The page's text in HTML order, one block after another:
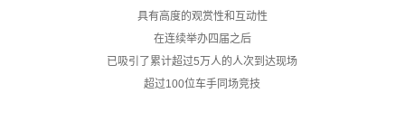
具有高度的观赏性和互动性
在连续举办四届之后
已吸引了累计超过5万人的人次到达现场
超过100位车手同场竞技